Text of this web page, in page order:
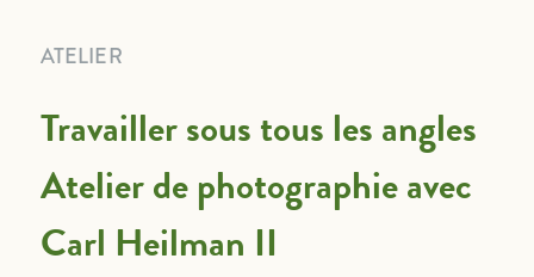
ATELIER
Travailler sous tous les angles
Atelier de photographie avec
Carl Heilman II